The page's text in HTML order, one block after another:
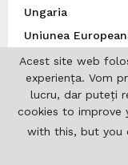
Ungaria
Uniunea
Uniunea
Acest site web
experiența. Vom
lucru, dar puteți
cookies to improve
with this, but you